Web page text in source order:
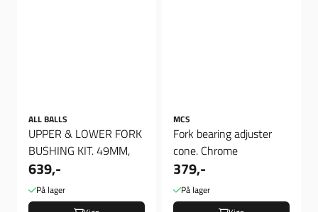
ALL BALLS
UPPER & LOWER FORK
BUSHING KIT. 49MM,
639,-
På lager
MCS
Fork bearing adjuster
cone. Chrome
379,-
På lager